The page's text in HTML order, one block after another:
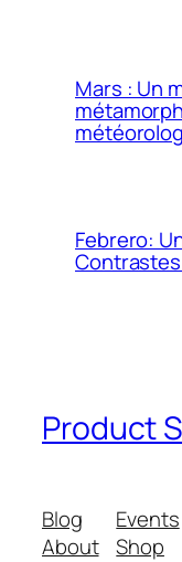
Mars : Un
Febrero:
Product
Blog
About
Events
Shop